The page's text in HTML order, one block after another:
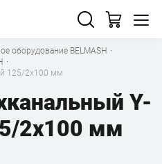
оборудование BELMASH ·
·
125/2х100 мм
Y-
2х100 мм